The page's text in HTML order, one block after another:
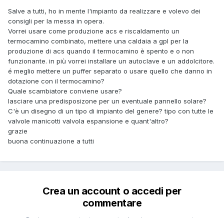
Salve a tutti, ho in mente l'impianto da realizzare e volevo dei
consigli per la messa in opera.
Vorrei usare come produzione acs e riscaldamento un
termocamino combinato, mettere una caldaia a gpl per la
produzione di acs quando il termocamino è spento e o non
funzionante. in più vorrei installare un autoclave e un addolcitore.
é meglio mettere un puffer separato o usare quello che danno in
dotazione con il termocamino?
Quale scambiatore conviene usare?
lasciare una predisposizone per un eventuale pannello solare?
C'è un disegno di un tipo di impianto del genere? tipo con tutte le
valvole manicotti valvola espansione e quant'altro?
grazie
buona continuazione a tutti
Crea un account o accedi per
commentare